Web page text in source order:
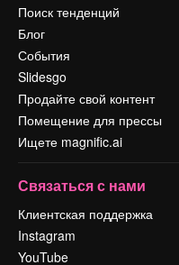
Поиск тенденций
Блог
События
Slidesgo
Продайте свой контент
Помещение для прессы
Ищете magnific.ai
Связаться с нами
Клиентская поддержка
Instagram
YouTube